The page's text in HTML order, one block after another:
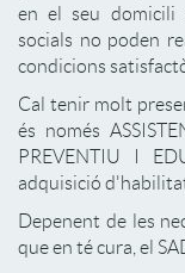
en el seu domicili
socials no poden
condicions
Cal tenir molt
és només
PREVENTIU I
adquisició
Depenent de les
que en té cura, el